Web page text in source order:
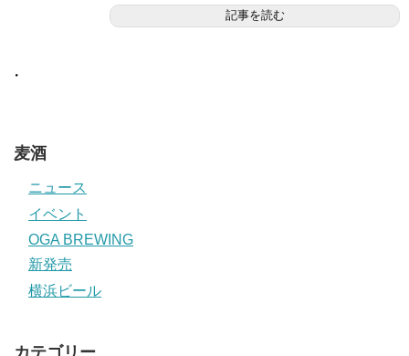
記事を読む
・
麦酒
ニュース
イベント
OGA BREWING
新発売
横浜ビール
カテゴリー